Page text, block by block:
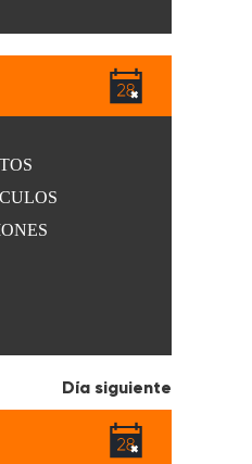
Día siguiente